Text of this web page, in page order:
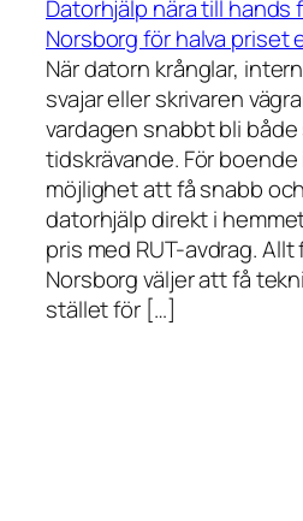
Datorhjälp nära till hands
Norsborg för halva priset
När datorn krånglar,
svajar eller skrivaren
vardagen snabbt bli
tidskrävande. För
möjlighet att få snabb
datorhjälp direkt i
pris med RUT-avdrag.
Norsborg väljer att få
stället för […]